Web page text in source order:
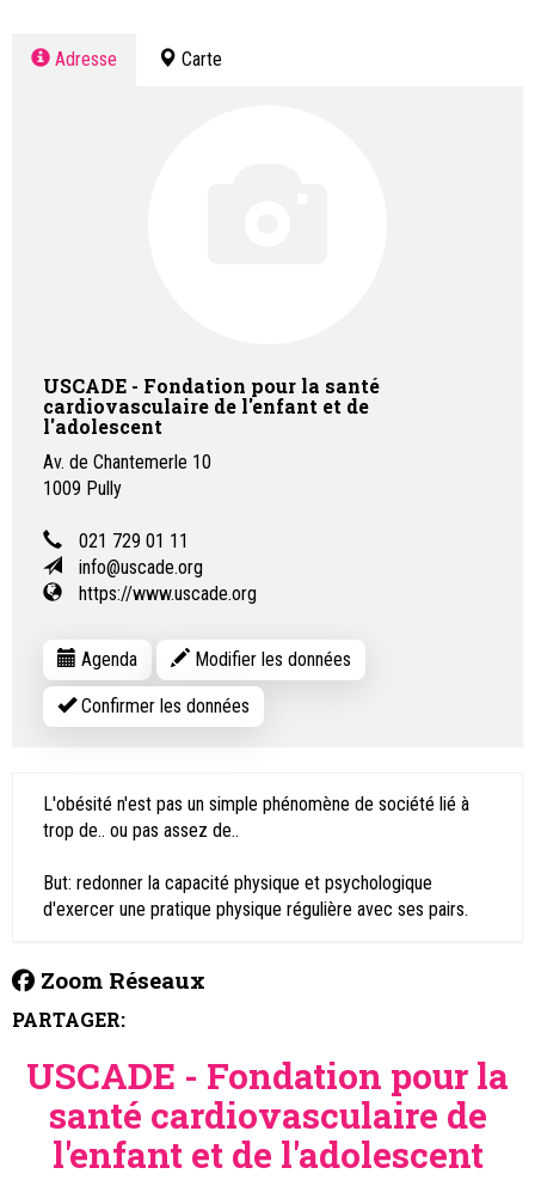
Adresse Carte
USCADE - Fondation pour la santé
cardiovasculaire de l'enfant et de
l'adolescent
Av. de Chantemerle 10
1009 Pully
021 729 01 11
info@uscade.org
https://www.uscade.org
Agenda Modifier les données
Confirmer les données
L'obésité n'est pas un simple phénomène de société lié à
trop de.. ou pas assez de..
But: redonner la capacité physique et psychologique
d'exercer une pratique physique régulière avec ses pairs.
Zoom Réseaux
PARTAGER:
USCADE - Fondation pour la
santé cardiovasculaire de
l'enfant et de l'adolescent